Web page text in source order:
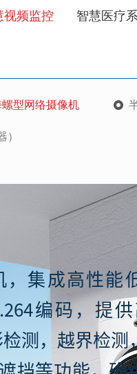
视频监控 智慧医疗
螺型网络摄像机
）
集成高性能
编码，提
测，越界检测